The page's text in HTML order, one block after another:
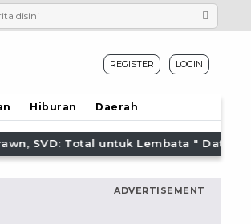
REGISTER LOGIN
Hiburan Daerah
sebagai tamu. Hidup sebagai
ADVERTISEMENT